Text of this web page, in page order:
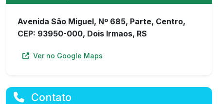
Avenida São Miguel, Nº 685, Parte, Centro,
CEP: 93950-000, Dois Irmaos, RS
Ver no Google Maps
Contato